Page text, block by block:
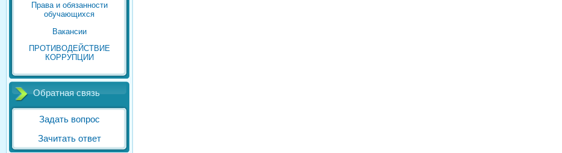
Права и обязанности
обучающихся
Вакансии
ПРОТИВОДЕЙСТВИЕ
КОРРУПЦИИ
Обратная связь
Задать вопрос
Зачитать ответ